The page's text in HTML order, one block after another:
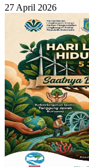
27 April 2026